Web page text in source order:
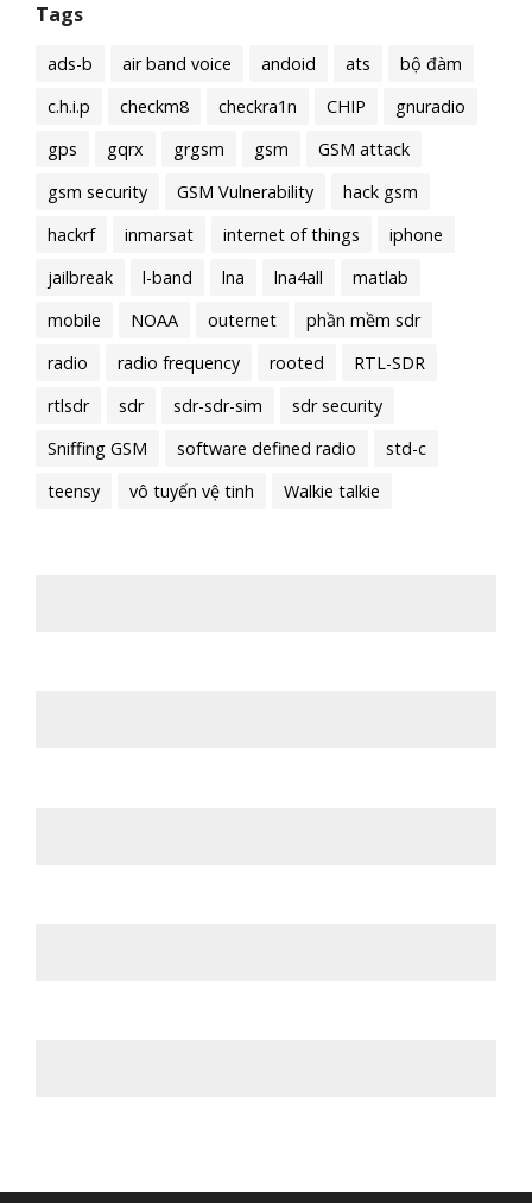
Tags
ads-b air band voice andoid ats
bộ đàm
c.h.i.p
checkm8 checkra1n CHIP
gnuradio
gps
gqrx grgsm gsm
GSM attack
gsm security
GSM Vulnerability
hack gsm
hackrf
inmarsat internet of things
iphone
jailbreak
l-band lna lna4all
matlab
mobile
NOAA outernet
phần mềm sdr
radio
radio frequency rooted
RTL-SDR
rtlsdr
sdr sdr-sdr-sim
sdr security
Sniffing GSM
software defined radio
std-c
teensy
vô tuyến vệ tinh Walkie talkie